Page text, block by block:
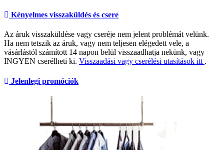
Kényelmes visszaküldés és csere
Az áruk visszaküldése vagy cseréje nem jelent problémát velünk.
Ha nem tetszik az áruk, vagy nem teljesen elégedett vele, a
vásárlástól számított 14 napon belül visszaadhatja nekünk, vagy
INGYEN cserélheti ki. Visszaadási vagy cserélési utasítások itt .
Jelenlegi promóciók